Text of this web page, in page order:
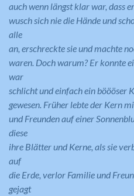
auch wenn längst klar war, dass
wusch sich nie die Hände und
alle
an, erschreckte sie und machte
waren. Doch warum? Er konnte
war
schlicht und einfach ein böööser
gewesen. Früher lebte der Kern
und Freunden auf einer
diese
ihre Blätter und Kerne, als sie
auf
die Erde, verlor Familie und
gejagt